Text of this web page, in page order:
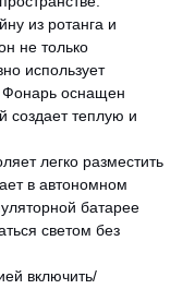
из ротанга и
не только
использует
оснащен
создает теплую и
легко разместить
в автономном
батарее
светом без
включить/